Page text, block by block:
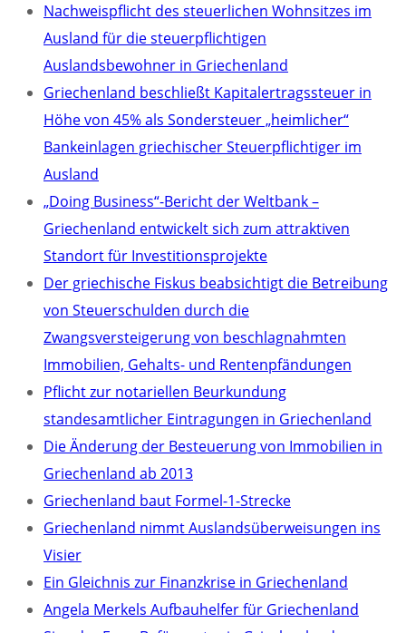
Nachweispflicht des steuerlichen Wohnsitzes im
Ausland für die steuerpflichtigen
Auslandsbewohner in Griechenland
Griechenland beschließt Kapitalertragssteuer in
Höhe von 45% als Sondersteuer „heimlicher“
Bankeinlagen griechischer Steuerpflichtiger im
Ausland
„Doing Business“-Bericht der Weltbank –
Griechenland entwickelt sich zum attraktiven
Standort für Investitionsprojekte
Der griechische Fiskus beabsichtigt die Betreibung
von Steuerschulden durch die
Zwangsversteigerung von beschlagnahmten
Immobilien, Gehalts- und Rentenpfändungen
Pflicht zur notariellen Beurkundung
standesamtlicher Eintragungen in Griechenland
Die Änderung der Besteuerung von Immobilien in
Griechenland ab 2013
Griechenland baut Formel-1-Strecke
Griechenland nimmt Auslandsüberweisungen ins
Visier
Ein Gleichnis zur Finanzkrise in Griechenland
Angela Merkels Aufbauhelfer für Griechenland